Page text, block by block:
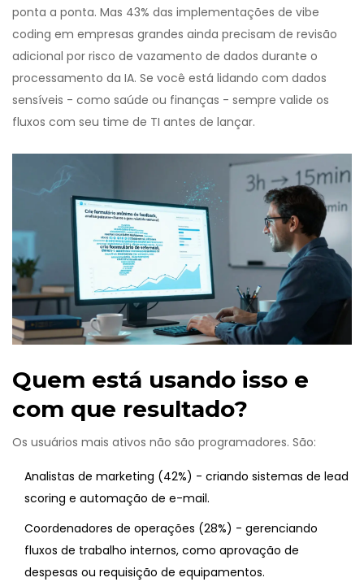
ponta a ponta. Mas 43% das implementações de vibe
coding em empresas grandes ainda precisam de revisão
adicional por risco de vazamento de dados durante o
processamento da IA. Se você está lidando com dados
sensíveis - como saúde ou finanças - sempre valide os
fluxos com seu time de TI antes de lançar.
Quem está usando isso e
com que resultado?
Os usuários mais ativos não são programadores. São:
Analistas de marketing (42%) - criando sistemas de lead
scoring e automação de e-mail.
Coordenadores de operações (28%) - gerenciando
fluxos de trabalho internos, como aprovação de
despesas ou requisição de equipamentos.